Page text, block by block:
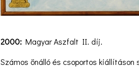
2000: Magyar Aszfalt II. díj.
Számos önálló és csoportos kiállításon